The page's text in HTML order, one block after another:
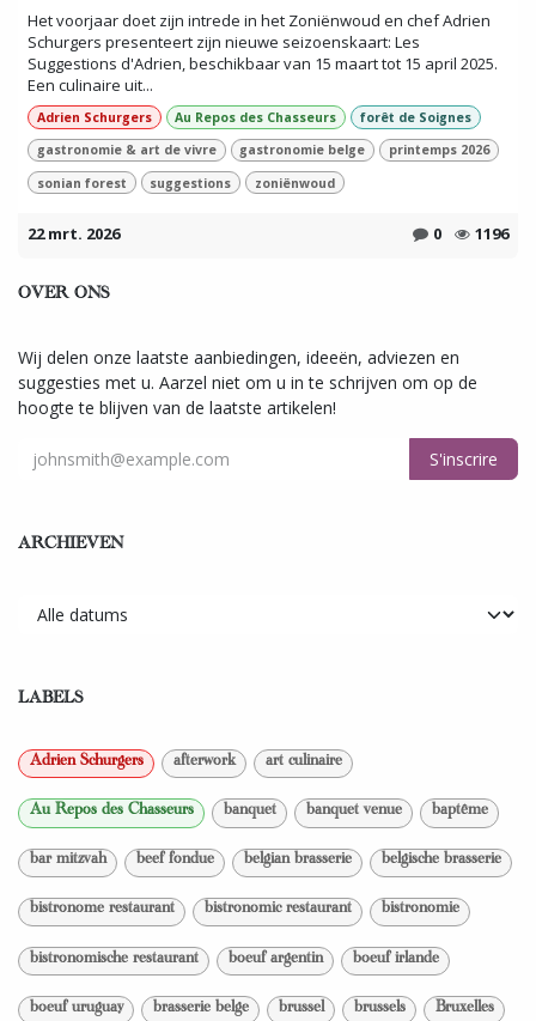
Het voorjaar doet zijn intrede in het Zoniënwoud en chef Adrien
Schurgers presenteert zijn nieuwe seizoenskaart: Les
Suggestions d'Adrien, beschikbaar van 15 maart tot 15 april 2025.
Een culinaire uit...
Adrien Schurgers Au Repos des Chasseurs
forêt de Soignes
gastronomie & art de vivre
gastronomie belge
printemps 2026
sonian forest
suggestions zoniënwoud
22 mrt. 2026 0 1196
OVER ONS
Wij delen onze laatste aanbiedingen, ideeën, adviezen en
suggesties met u. Aarzel niet om u in te schrijven om op de
hoogte te blijven van de laatste artikelen!
S'inscrire
ARCHIEVEN
LABELS
Adrien Schurgers afterwork art culinaire
Au Repos des Chasseurs banquet banquet venue baptême
bar mitzvah beef fondue belgian brasserie belgische brasserie
bistronome restaurant bistronomic restaurant bistronomie
bistronomische restaurant boeuf argentin boeuf irlande
boeuf uruguay brasserie belge brussel brussels Bruxelles